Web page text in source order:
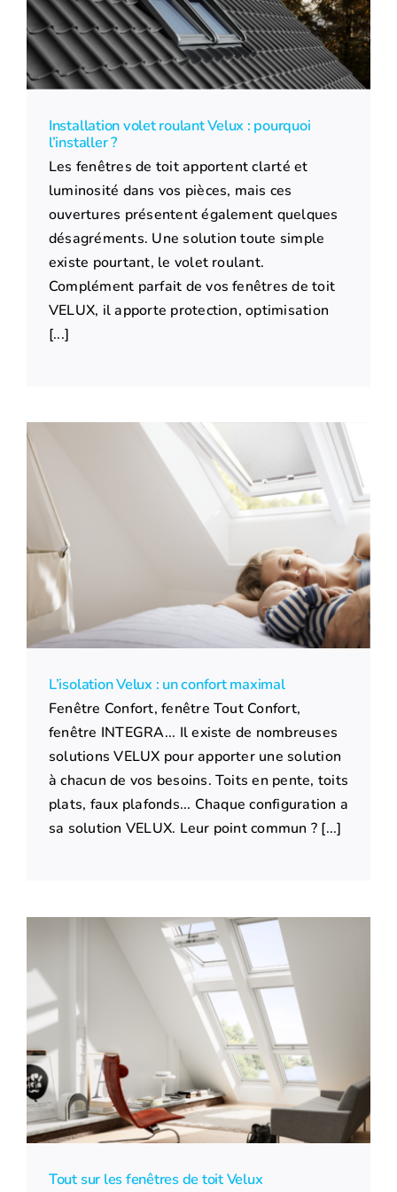
Installation volet roulant Velux : pourquoi
l’installer ?
Les fenêtres de toit apportent clarté et
luminosité dans vos pièces, mais ces
ouvertures présentent également quelques
désagréments. Une solution toute simple
existe pourtant, le volet roulant.
Complément parfait de vos fenêtres de toit
VELUX, il apporte protection, optimisation
[...]
L’isolation Velux : un confort maximal
Fenêtre Confort, fenêtre Tout Confort,
fenêtre INTEGRA... Il existe de nombreuses
solutions VELUX pour apporter une solution
à chacun de vos besoins. Toits en pente, toits
plats, faux plafonds... Chaque configuration a
sa solution VELUX. Leur point commun ? [...]
Tout sur les fenêtres de toit Velux